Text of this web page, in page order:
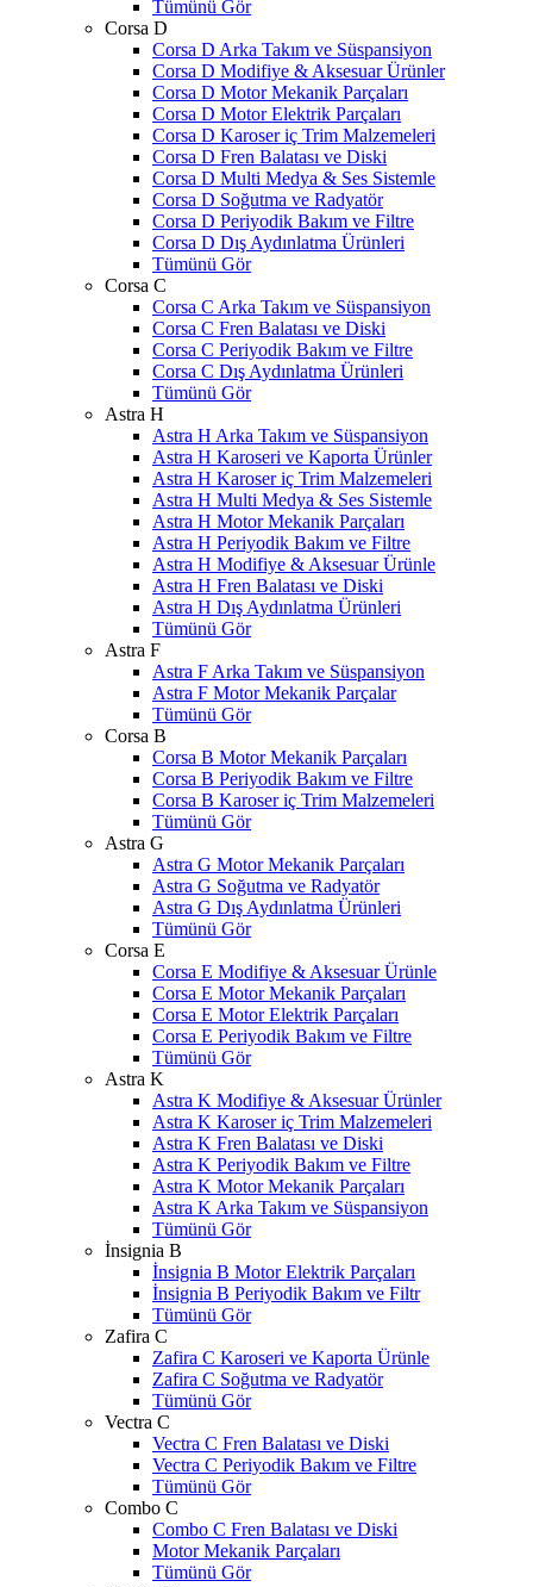
Tümünü Gör
Corsa D
Corsa D Arka Takım ve Süspansiyon
Corsa D Modifiye & Aksesuar Ürünler
Corsa D Motor Mekanik Parçaları
Corsa D Motor Elektrik Parçaları
Corsa D Karoser iç Trim Malzemeleri
Corsa D Fren Balatası ve Diski
Corsa D Multi Medya & Ses Sistemle
Corsa D Soğutma ve Radyatör
Corsa D Periyodik Bakım ve Filtre
Corsa D Dış Aydınlatma Ürünleri
Tümünü Gör
Corsa C
Corsa C Arka Takım ve Süspansiyon
Corsa C Fren Balatası ve Diski
Corsa C Periyodik Bakım ve Filtre
Corsa C Dış Aydınlatma Ürünleri
Tümünü Gör
Astra H
Astra H Arka Takım ve Süspansiyon
Astra H Karoseri ve Kaporta Ürünler
Astra H Karoser iç Trim Malzemeleri
Astra H Multi Medya & Ses Sistemle
Astra H Motor Mekanik Parçaları
Astra H Periyodik Bakım ve Filtre
Astra H Modifiye & Aksesuar Ürünle
Astra H Fren Balatası ve Diski
Astra H Dış Aydınlatma Ürünleri
Tümünü Gör
Astra F
Astra F Arka Takım ve Süspansiyon
Astra F Motor Mekanik Parçalar
Tümünü Gör
Corsa B
Corsa B Motor Mekanik Parçaları
Corsa B Periyodik Bakım ve Filtre
Corsa B Karoser iç Trim Malzemeleri
Tümünü Gör
Astra G
Astra G Motor Mekanik Parçaları
Astra G Soğutma ve Radyatör
Astra G Dış Aydınlatma Ürünleri
Tümünü Gör
Corsa E
Corsa E Modifiye & Aksesuar Ürünle
Corsa E Motor Mekanik Parçaları
Corsa E Motor Elektrik Parçaları
Corsa E Periyodik Bakım ve Filtre
Tümünü Gör
Astra K
Astra K Modifiye & Aksesuar Ürünler
Astra K Karoser iç Trim Malzemeleri
Astra K Fren Balatası ve Diski
Astra K Periyodik Bakım ve Filtre
Astra K Motor Mekanik Parçaları
Astra K Arka Takım ve Süspansiyon
Tümünü Gör
İnsignia B
İnsignia B Motor Elektrik Parçaları
İnsignia B Periyodik Bakım ve Filtr
Tümünü Gör
Zafira C
Zafira C Karoseri ve Kaporta Ürünle
Zafira C Soğutma ve Radyatör
Tümünü Gör
Vectra C
Vectra C Fren Balatası ve Diski
Vectra C Periyodik Bakım ve Filtre
Tümünü Gör
Combo C
Combo C Fren Balatası ve Diski
Motor Mekanik Parçaları
Tümünü Gör